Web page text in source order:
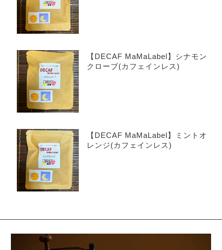
【DECAF MaMaLabel】シナモン
クローブ(カフェインレス)
【DECAF MaMaLabel】ミントオ
レンジ(カフェインレス)